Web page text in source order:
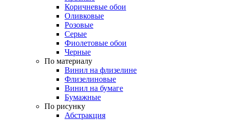
Коричневые обои
Оливковые
Розовые
Серые
Фиолетовые обои
Черные
По материалу
Винил на флизелине
Флизелиновые
Винил на бумаге
Бумажные
По рисунку
Абстракция